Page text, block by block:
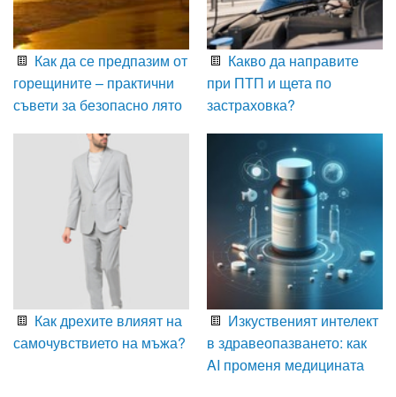
Как да се предпазим от
горещините – практични
съвети за безопасно лято
Какво да направите
при ПТП и щета по
застраховка?
Как дрехите влияят на
самочувствието на мъжа?
Изкуственият интелект
в здравеопазването: как
AI променя медицината